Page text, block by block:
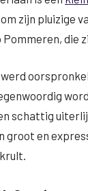
zijn pluizige
Pommeren, die
schattig
groot en